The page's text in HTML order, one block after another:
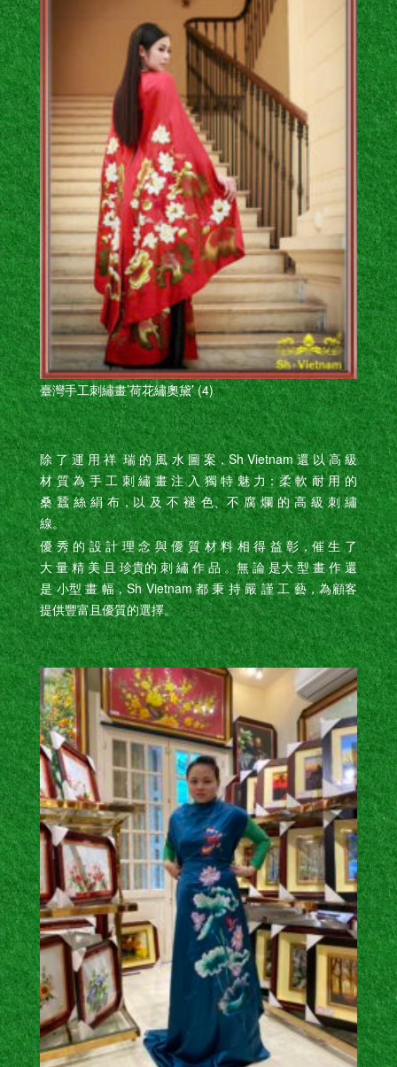
臺灣手工刺繡畫’荷花繡奧黛’ (4)
除 了 運 用 祥 瑞 的 風 水 圖 案，Sh Vietnam 還 以 高 級
材 質 為 手 工 刺 繡 畫 注 入 獨 特 魅 力：柔 軟 耐 用 的
桑 蠶 絲 絹 布，以 及 不 褪 色、不 腐 爛 的 高 級 刺 繡
線。
優 秀 的 設 計 理 念 與 優 質 材 料 相 得 益 彰，催 生 了
大 量 精 美 且 珍貴的 刺 繡 作 品 。無 論 是大 型 畫 作 還
是 小型 畫 幅，Sh Vietnam 都 秉 持 嚴 謹 工 藝，為顧客
提供豐富且優質的選擇。